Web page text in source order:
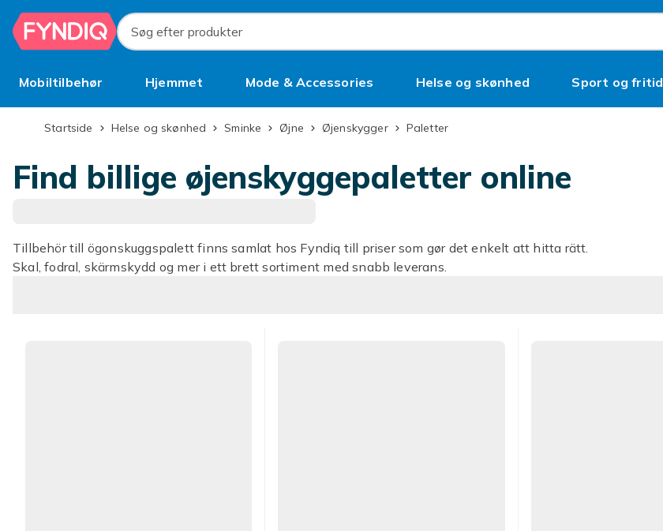
Spring til hovedindhold
Søg efter produkter
Mobiltilbehør Hjemmet Mode & Accessories Helse og skønhed Sport og fritid
BrugtStartside Helse og skønhed Sminke Øjne Øjenskygger Paletter
Find billige øjenskyggepaletter online
Tillbehör till ögonskuggspalett finns samlat hos Fyndiq till priser som gør det enkelt att hitta rätt.
Skal, fodral, skärmskydd og mer i ett brett sortiment med snabb leverans.